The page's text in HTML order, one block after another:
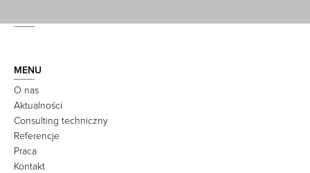
MENU
O nas
Aktualności
Consulting techniczny
Referencje
Praca
Kontakt